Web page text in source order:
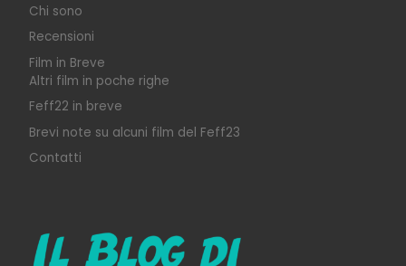
Chi sono
Recensioni
Film in Breve
Altri film in poche righe
Feff22 in breve
Brevi note su alcuni film del Feff23
Contatti